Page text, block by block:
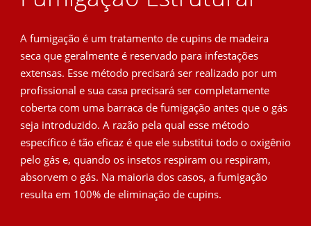
A fumigação é um tratamento de cupins de madeira
seca que geralmente é reservado para infestações
extensas. Esse método precisará ser realizado por um
profissional e sua casa precisará ser completamente
coberta com uma barraca de fumigação antes que o gás
seja introduzido. A razão pela qual esse método
específico é tão eficaz é que ele substitui todo o oxigênio
pelo gás e, quando os insetos respiram ou respiram,
absorvem o gás. Na maioria dos casos, a fumigação
resulta em 100% de eliminação de cupins.